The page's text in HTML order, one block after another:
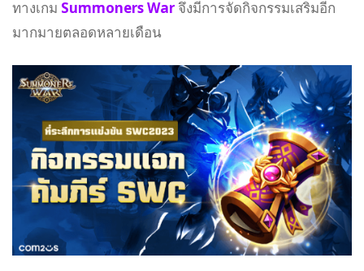
ทางเกม Summoners Warจึงมีการจัดกิจกรรมเสริมอีก
มากมายตลอดหลายเดือน